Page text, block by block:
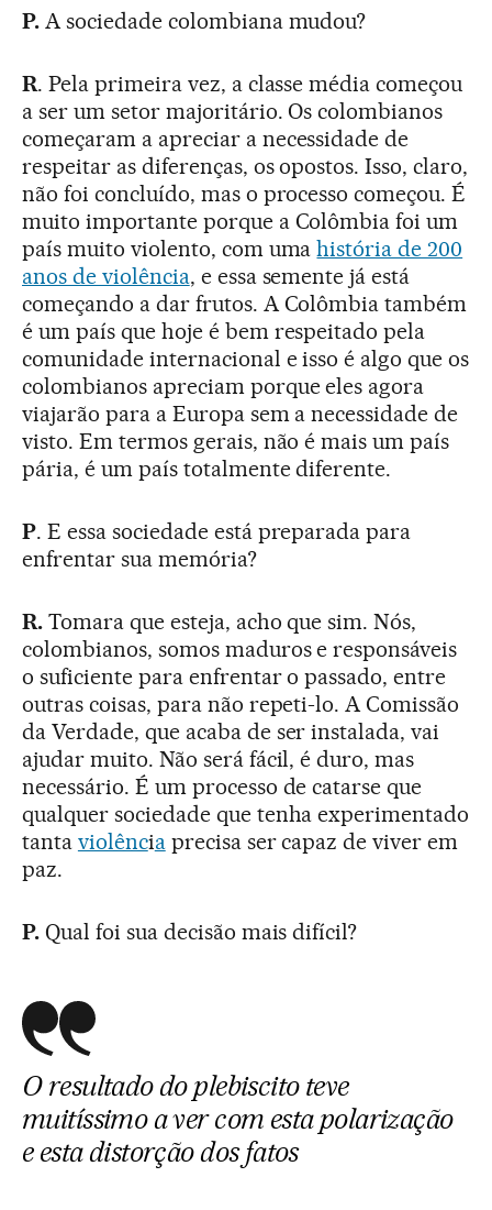
P.A sociedade colombiana mudou?
R. Pela primeira vez, a classe média começou
a ser um setor majoritário. Os colombianos
começaram a apreciar a necessidade de
respeitar as diferenças, os opostos. Isso, claro,
não foi concluído, mas o processo começou. É
muito importante porque a Colômbia foi um
país muito violento, com umahistória de 200
anos de violência, e essa semente já está
começando a dar frutos. A Colômbia também
é um país que hoje é bem respeitado pela
comunidade internacional e isso é algo que os
colombianos apreciam porque eles agora
viajarão para a Europa sem a necessidade de
visto. Em termos gerais, não é mais um país
pária, é um país totalmente diferente.
P. E essa sociedade está preparada para
enfrentar sua memória?
R.Tomara que esteja, acho que sim. Nós,
colombianos, somos maduros e responsáveis
o suficiente para enfrentar o passado, entre
outras coisas, para não repeti-lo. A Comissão
da Verdade, que acaba de ser instalada, vai
ajudar muito. Não será fácil, é duro, mas
necessário. É um processo de catarse que
qualquer sociedade que tenha experimentado
tanta violênciaprecisa ser capaz de viver em
paz.
P.Qual foi sua decisão mais difícil?
O resultado do plebiscito teve
muitíssimo a ver com esta polarização
e esta distorção dos fatos